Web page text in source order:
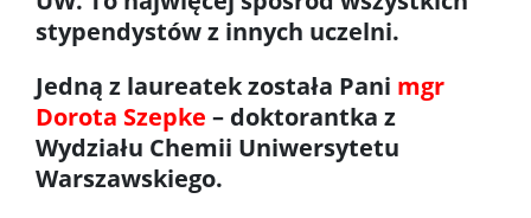
Szkoła Doktorska Nauk Ścisłych i Przyrodniczych
Archiwum
Studia doktoranckie
stypendystów z innych uczelni.
Jedną z laureatek została Pani mgr
Dorota Szepke – doktorantka z
Wydziału Chemii Uniwersytetu
Warszawskiego.